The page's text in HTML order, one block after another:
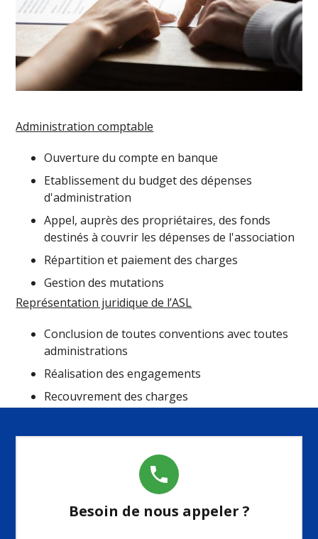
Administration comptable
Ouverture du compte en banque
Etablissement du budget des dépenses
d'administration
Appel, auprès des propriétaires, des fonds
destinés à couvrir les dépenses de l'association
Répartition et paiement des charges
Gestion des mutations
Représentation juridique de l’ASL
Conclusion de toutes conventions avec toutes
administrations
Réalisation des engagements
Recouvrement des charges
phone
Besoin de nous appeler ?